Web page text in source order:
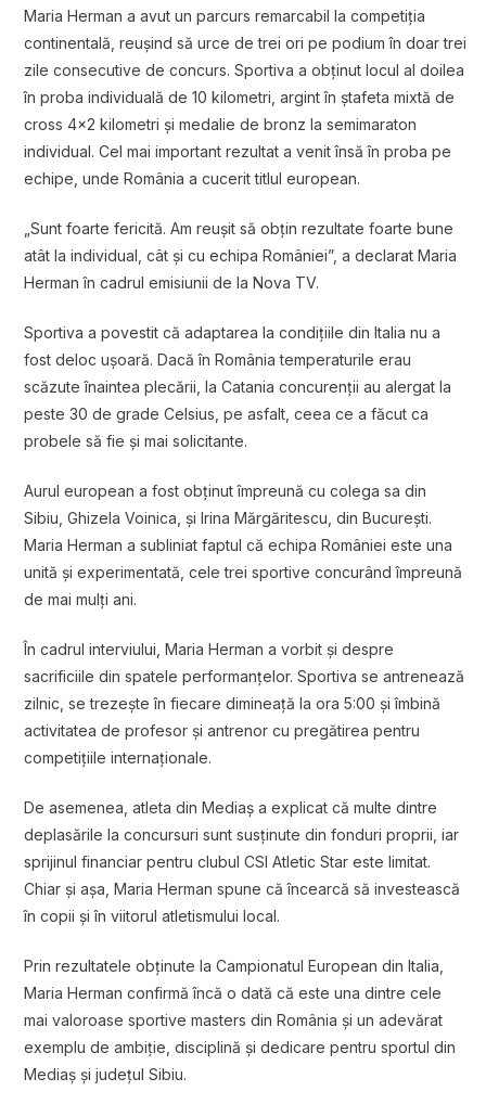
Maria Herman a avut un parcurs remarcabil la competiția
continentală, reușind să urce de trei ori pe podium în doar trei
zile consecutive de concurs. Sportiva a obținut locul al doilea
în proba individuală de 10 kilometri, argint în ștafeta mixtă de
cross 4×2 kilometri și medalie de bronz la semimaraton
individual. Cel mai important rezultat a venit însă în proba pe
echipe, unde România a cucerit titlul european.
„Sunt foarte fericită. Am reușit să obțin rezultate foarte bune
atât la individual, cât și cu echipa României”, a declarat Maria
Herman în cadrul emisiunii de la Nova TV.
Sportiva a povestit că adaptarea la condițiile din Italia nu a
fost deloc ușoară. Dacă în România temperaturile erau
scăzute înaintea plecării, la Catania concurenții au alergat la
peste 30 de grade Celsius, pe asfalt, ceea ce a făcut ca
probele să fie și mai solicitante.
Aurul european a fost obținut împreună cu colega sa din
Sibiu, Ghizela Voinica, și Irina Mărgăritescu, din București.
Maria Herman a subliniat faptul că echipa României este una
unită și experimentată, cele trei sportive concurând împreună
de mai mulți ani.
În cadrul interviului, Maria Herman a vorbit și despre
sacrificiile din spatele performanțelor. Sportiva se antrenează
zilnic, se trezește în fiecare dimineață la ora 5:00 și îmbină
activitatea de profesor și antrenor cu pregătirea pentru
competițiile internaționale.
De asemenea, atleta din Mediaș a explicat că multe dintre
deplasările la concursuri sunt susținute din fonduri proprii, iar
sprijinul financiar pentru clubul CSI Atletic Star este limitat.
Chiar și așa, Maria Herman spune că încearcă să investească
în copii și în viitorul atletismului local.
Prin rezultatele obținute la Campionatul European din Italia,
Maria Herman confirmă încă o dată că este una dintre cele
mai valoroase sportive masters din România și un adevărat
exemplu de ambiție, disciplină și dedicare pentru sportul din
Mediaș și județul Sibiu.